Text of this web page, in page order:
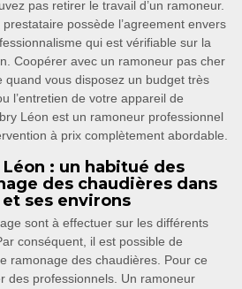
pas retirer le travail d’un ramoneur.
possède l’agreement envers
qui est vérifiable sur la
Coopérer avec un ramoneur pas cher
quand vous disposez un budget très
l’entretien de votre appareil de
Léon est un ramoneur professionnel
à prix complètement abordable.
: un habitué des
des chaudières dans
et ses environs
sont à effectuer sur les différents
conséquent, il est possible de
ramonage des chaudières. Pour ce
des professionnels. Un ramoneur